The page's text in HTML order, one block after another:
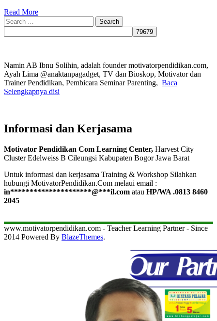
Read More
Search
for:
Namin AB Ibnu Solihin, adalah founder motivatorpendidikan.com,
Ayah Lima @anaktanpagadget, TV dan Bioskop, Motivator dan
Trainer Pendidikan, Pembicara Seminar Parenting, Baca
Selengkapnya disi
Informasi dan Kerjasama
Motivator Pendidikan Com Learning Center, Harvest City
Cluster Edelweiss B Cileungsi Kabupaten Bogor Jawa Barat
Untuk informasi dan kerjasama Training & Workshop Silahkan
hubungi MotivatorPendidikan.Com melaui email :
in*********************@***il.com atau HP/WA .0813 8460
2045
www.motivatorpendidikan.com - Teacher Learning Partner - Since
2014 Powered By BlazeThemes.